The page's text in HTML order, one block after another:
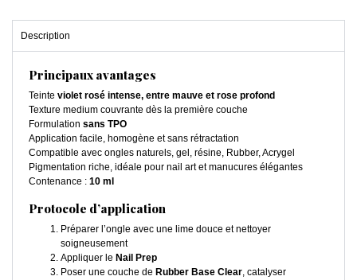
Description
Principaux avantages
Teinte violet rosé intense, entre mauve et rose profond
Texture medium couvrante dès la première couche
Formulation sans TPO
Application facile, homogène et sans rétractation
Compatible avec ongles naturels, gel, résine, Rubber, Acrygel
Pigmentation riche, idéale pour nail art et manucures élégantes
Contenance : 10 ml
Protocole d’application
Préparer l’ongle avec une lime douce et nettoyer
soigneusement
Appliquer le Nail Prep
Poser une couche de Rubber Base Clear, catalyser